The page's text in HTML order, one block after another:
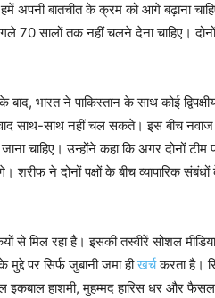
अपनी बातचीत के क्रम को आगे बढ़ाना
सालों तक नहीं चलने देना चाहिए। दोनों
भारत ने पाकिस्तान के साथ कोई द्विपक्षीय
साथ-साथ नहीं चल सकते। इस बीच
चाहिए। उन्होंने कहा कि अगर दोनों टीम
ने दोनों पक्षों के बीच व्यापारिक
मिल रहा है। इसकी तस्वीरें सोशल
पर सिर्फ जुबानी जमा हीखर्चकरता है।
इकबाल हाशमी, मुहम्मद हारिस धर और